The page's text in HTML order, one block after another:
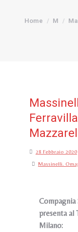
Tu sei qui:
Home M
28 Febbraio 2020
Massinelli.
Compagnia
presenta al
Milano: